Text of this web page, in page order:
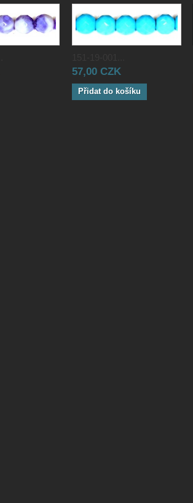
57,00 CZK
Přidat do košíku